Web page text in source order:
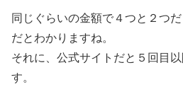
同じぐらいの金額で４つと２つ
だとわかりますね。
それに、公式サイトだと５回目
す。